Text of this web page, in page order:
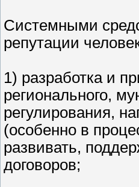
Системными
репутации
1) разработка и
регионального,
регулирования,
(особенно в
развивать,
договоров;